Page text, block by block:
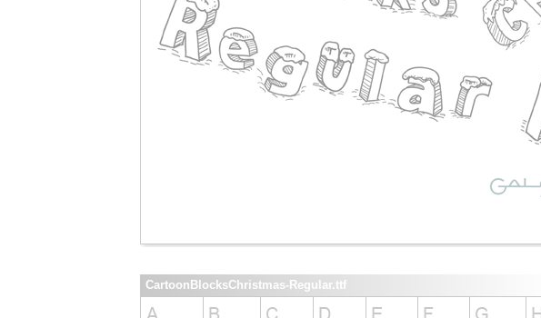
CartoonBlocksChristmas-Regular.ttf